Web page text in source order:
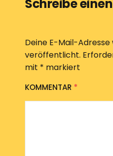
Schreibe
Deine E-Mail-
veröffentlicht.
mit * markiert
KOMMENTAR *